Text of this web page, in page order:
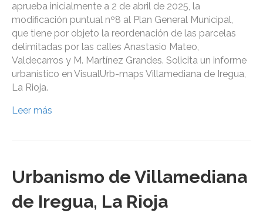
aprueba inicialmente a 2 de abril de 2025, la
modificación puntual nº8 al Plan General Municipal,
que tiene por objeto la reordenación de las parcelas
delimitadas por las calles Anastasio Mateo,
Valdecarros y M. Martínez Grandes. Solicita un informe
urbanístico en VisualUrb-maps Villamediana de Iregua,
La Rioja.
Leer más
Urbanismo de Villamediana
de Iregua, La Rioja